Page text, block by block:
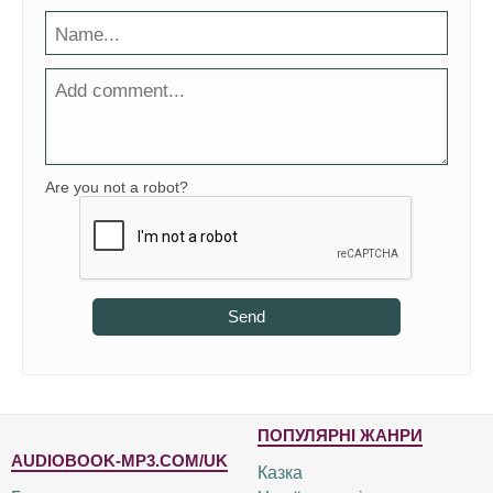
Are you not a robot?
Send
AUDIOBOOK-MP3.COM/UK
ПОПУЛЯРНІ ЖАНРИ
Казка